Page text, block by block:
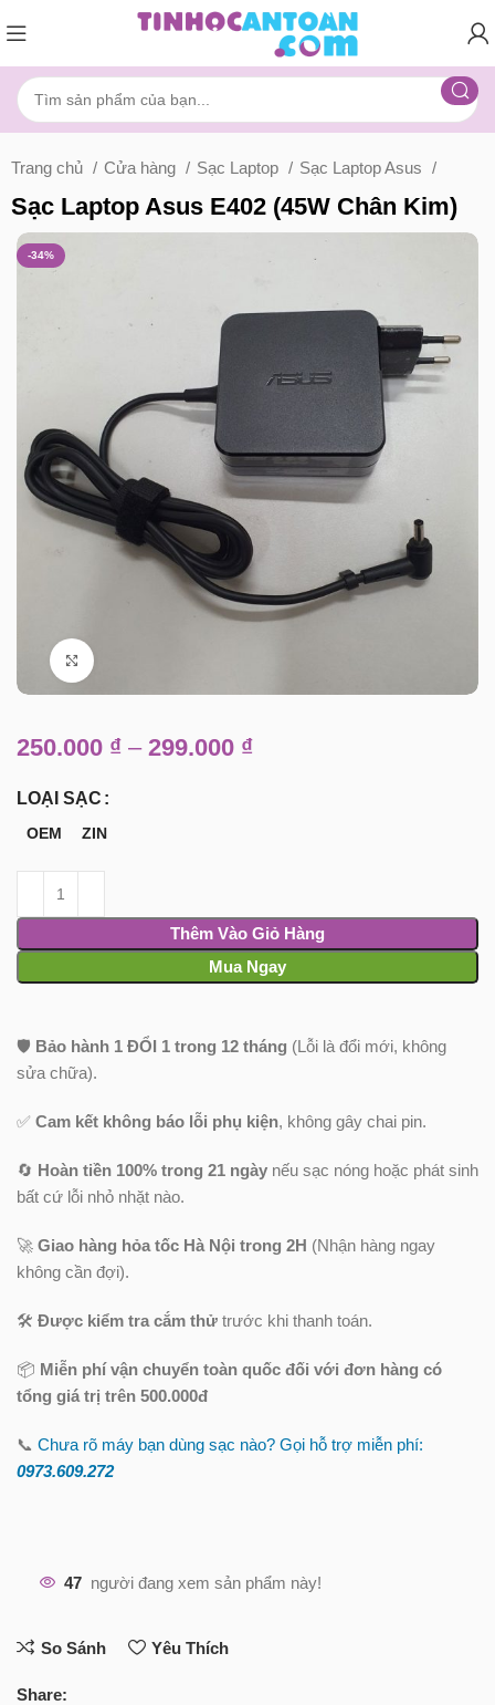
Trang chủ Cửa hàng Sạc Laptop Sạc Laptop Asus
Sạc Laptop Asus E402 (45W Chân Kim)
-34%
250.000 ₫ – 299.000 ₫
LOẠI SẠC
OEM ZIN
Thêm Vào Giỏ Hàng
Mua Ngay
🛡️ Bảo hành 1 ĐỔI 1 trong 12 tháng (Lỗi là đổi mới, không
sửa chữa).
✅Cam kết không báo lỗi phụ kiện, không gây chai pin.
🔄 Hoàn tiền 100% trong 21 ngày nếu sạc nóng hoặc phát sinh
bất cứ lỗi nhỏ nhặt nào.
🚀Giao hàng hỏa tốc Hà Nội trong 2H (Nhận hàng ngay
không cần đợi).
🛠️Được kiểm tra cắm thử trước khi thanh toán.
📦 Miễn phí vận chuyển toàn quốc đối với đơn hàng có
tổng giá trị trên 500.000đ
📞Chưa rõ máy bạn dùng sạc nào? Gọi hỗ trợ miễn phí:
0973.609.272
47 người đang xem sản phẩm này!
So Sánh Yêu Thích
Share: